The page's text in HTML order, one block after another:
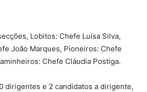
Lobitos: Chefe Luísa Silva,
João Marques, Pioneiros: Chefe
Chefe Cláudia Postiga.
dirigentes e 2 candidatos a dirigente,